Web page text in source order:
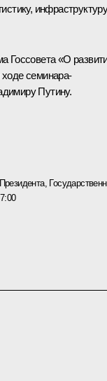
Госсовета «О
семинара-
Путину.
,